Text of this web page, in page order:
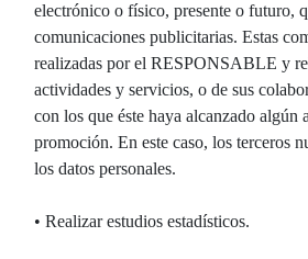
electrónico o físico, presente o futuro,
comunicaciones publicitarias. Estas
realizadas por el RESPONSABLE y
actividades y servicios, o de sus
con los que éste haya alcanzado algún
promoción. En este caso, los terceros
los datos personales.
• Realizar estudios estadísticos.